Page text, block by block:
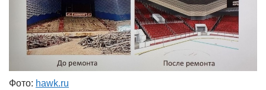
Фото: hawk.ru